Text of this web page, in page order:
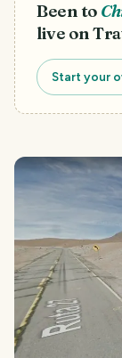
Been to
live on
Start your